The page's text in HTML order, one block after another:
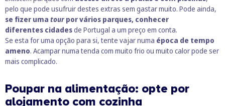
pelo que pode usufruir destes extras sem gastar muito. Pode ainda,
se fizer uma tour por vários parques, conhecer
diferentes cidadesde Portugal a um preço em conta.
Se esta for uma opção para si, tente vajar numa época de tempo
ameno. Acampar numa tenda com muito frio ou muito calor pode ser
mais complicado.
Poupar na alimentação: opte por
alojamento com cozinha